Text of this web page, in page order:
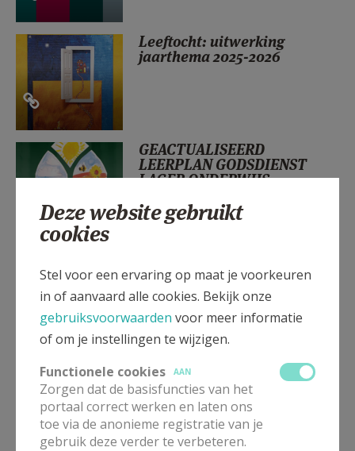
AANMELDEN OF REGISTREREN
Leeftocht: uitwerking
jaarthema 2025-2026
GEACTUALISEERD
LEERPLAN GODSDIENST
LAGER ONDERWIJS
identiteit en pastoraal
UPDATE
Godsdienst geven in de
lagere school - iets voor
jou???
Deze website gebruikt
cookies
Stel voor een ervaring op maat je voorkeuren
in of aanvaard alle cookies. Bekijk onze
gebruiksvoorwaarden voor meer informatie
of om je instellingen te wijzigen.
Functionele cookies
AAN
Zorgen dat de basisfuncties van het
portaal correct werken en laten ons
toe via de anonieme registratie van je
gebruik deze verder te verbeteren.